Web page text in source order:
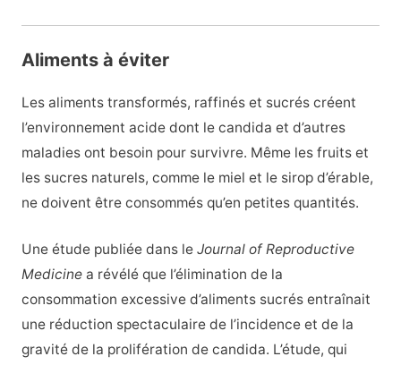
Aliments à éviter
Les aliments transformés, raffinés et sucrés créent
l’environnement acide dont le candida et d’autres
maladies ont besoin pour survivre. Même les fruits et
les sucres naturels, comme le miel et le sirop d’érable,
ne doivent être consommés qu’en petites quantités.
Une étude publiée dans le Journal of Reproductive
Medicinea révélé que l’élimination de la
consommation excessive d’aliments sucrés entraînait
une réduction spectaculaire de l’incidence et de la
gravité de la prolifération de candida. L’étude, qui